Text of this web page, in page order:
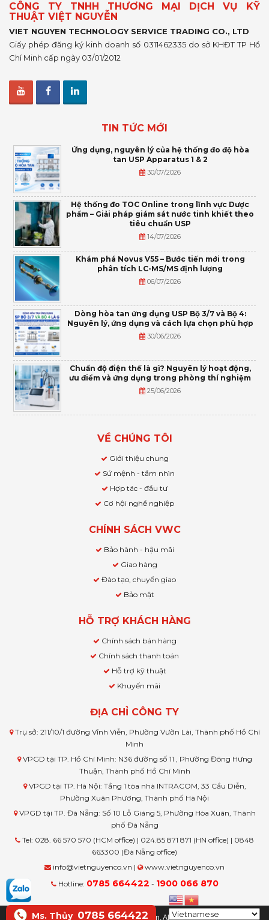
CÔNG TY TNHH THƯƠNG MẠI DỊCH VỤ KỸ
THUẬT VIỆT NGUYỄN
VIET NGUYEN TECHNOLOGY SERVICE TRADING CO., LTD
Giấy phép đăng ký kinh doanh số 0311462335 do sở KHĐT TP Hồ
Chí Minh cấp ngày 03/01/2012
TIN TỨC MỚI
Ứng dụng, nguyên lý của hệ thống đo độ hòa
tan USP Apparatus 1 & 2
30/07/2026
Hệ thống đo TOC Online trong lĩnh vực Dược
phẩm – Giải pháp giám sát nước tinh khiết theo
tiêu chuẩn USP
14/07/2026
Khám phá Novus V55 – Bước tiến mới trong
phân tích LC-MS/MS định lượng
06/07/2026
Dòng hòa tan ứng dụng USP Bộ 3/7 và Bộ 4:
Nguyên lý, ứng dụng và cách lựa chọn phù hợp
30/06/2026
Chuẩn độ điện thế là gì? Nguyên lý hoạt động,
ưu điểm và ứng dụng trong phòng thí nghiệm
25/06/2026
VỀ CHÚNG TÔI
Giới thiệu chung
Sứ mệnh - tầm nhìn
Hợp tác - đầu tư
Cơ hội nghề nghiệp
CHÍNH SÁCH VWC
Bảo hành - hậu mãi
Giao hàng
Đào tạo, chuyển giao
Bảo mật
HỖ TRỢ KHÁCH HÀNG
Chính sách bán hàng
Chính sách thanh toán
Hỗ trợ kỹ thuật
Khuyến mãi
ĐỊA CHỈ CÔNG TY
Trụ sở: 211/10/1 đường Vĩnh Viễn, Phường Vườn Lài, Thành phố Hồ Chí
Minh
VPGD tại TP. Hồ Chí Minh: N36 đường số 11 , Phường Đông Hưng
Thuận, Thành phố Hồ Chí Minh
VPGD tại TP. Hà Nội: Tầng 1 tòa nhà INTRACOM, 33 Cầu Diễn,
Phường Xuân Phương, Thành phố Hà Nội
VPGD tại TP. Đà Nẵng: Số 10 Lỗ Giáng 5, Phường Hòa Xuân, Thành
phố Đà Nẵng
Tel: 028. 66 570 570 (HCM office) | 024.85 871 871 (HN office) | 0848
663300 (Đà Nẵng office)
info@vietnguyenco.vn |
www.vietnguyenco.vn
Hotline: 0785 664422 - 1900 066 870
© Copyright www.vietnguyenco.vn, All rights reserved
Ms. Thủy 0785 664422